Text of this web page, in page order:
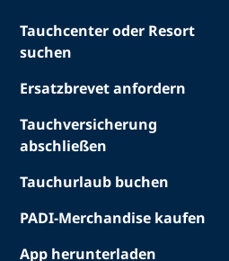
Tauchcenter oder Resort
suchen
Ersatzbrevet anfordern
Tauchversicherung
abschließen
Tauchurlaub buchen
PADI-Merchandise kaufen
App herunterladen